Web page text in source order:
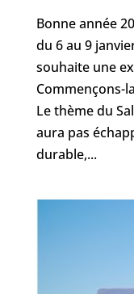
Bonne année
du 6 au 9
souhaite une
Commençons-
Le thème du
aura pas
durable,...